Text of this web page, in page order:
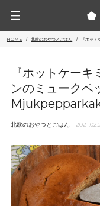
HOME 北欧のおやつとごはん 『ホット
『ホットケー
ンのミュークペ
北欧のおやつとごはん